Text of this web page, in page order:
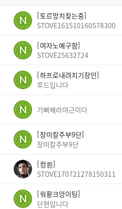
토르망치찾는중
STOVE161510160578300
여자노예구함
STOVE25632724
하프로내려치기장인
루드입니다
기뻐해라야근이다
장미칼주부9단
장미칼주부9단
컹쮠
STOVE170721278150311
워황크앙이팅
단현입니다